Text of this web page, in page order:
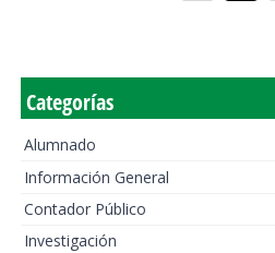
Categorías
Alumnado
Información General
Contador Público
Investigación